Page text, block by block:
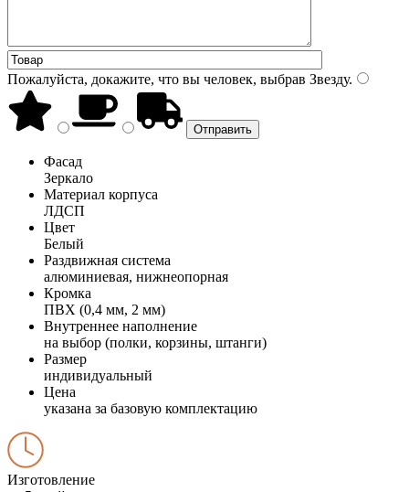
Пожалуйста, докажите, что вы человек, выбрав Звезду.
Фасад
Зеркало
Материал корпуса
ЛДСП
Цвет
Белый
Раздвижная система
алюминиевая, нижнеопорная
Кромка
ПВХ (0,4 мм, 2 мм)
Внутреннее наполнение
на выбор (полки, корзины, штанги)
Размер
индивидуальный
Цена
указана за базовую комплектацию
Изготовление